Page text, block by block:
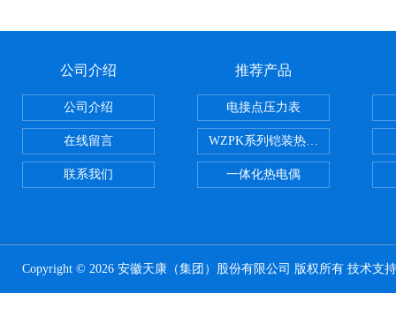
公司介绍
公司介绍
在线留言
联系我们
推荐产品
电接点压力表
WZPK系列铠装热电阻
一体化热电偶
Copyright © 2026 安徽天康（集团）股份有限公司 版权所有 技术支